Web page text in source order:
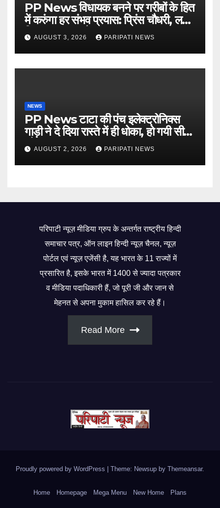
PP News विधायक बनने पर गरीबों के हित
में करुंगा हर संभव प्रयास: प्रिंस चौधरी, लगाई
किसान मजदूर चौपाल
AUGUST 3, 2026 PARIPATI NEWS
NEWS
PP News टाटा की पंच इलेक्ट्रोनिक्स
गाड़ी ने दे दिया रास्ते में ही धोका, हो गयी सीज,
जो सब बताया झूठ
AUGUST 2, 2026 PARIPATI NEWS
परिपाटी न्यूज़ मीडिया ग्रुप के अन्तर्गत राष्ट्रीय हिन्दी
समाचार पत्र, ऑन लाइन हिन्दी न्यूज़ चैनल, न्यूज़
पोर्टल एवं न्यूज़ एजेंसी है, यह भारत के 11 राज्यों में
प्रसारित है, इसके भारत में 1400 से ज्यादा पत्रकार
व मीडिया पदाधिकारी हैं, जो पूरी जी और जान से
मेहनत से अपना मुकाम हासिल कर रहे हैं।
Read More
Proudly powered by WordPress Theme: Newsup by Themeansar.
Home Homepage Mega Menu New Home Plans